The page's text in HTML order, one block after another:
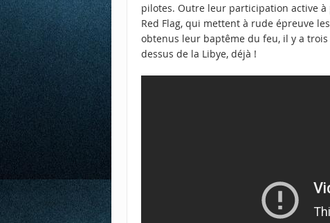
pilotes. Outre leur participation active
Red Flag, qui mettent à rude épreuve
obtenus leur baptême du feu, il y a
dessus de la Libye, déjà !